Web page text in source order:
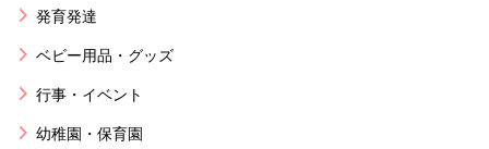
発育発達
ベビー用品・グッズ
行事・イベント
幼稚園・保育園